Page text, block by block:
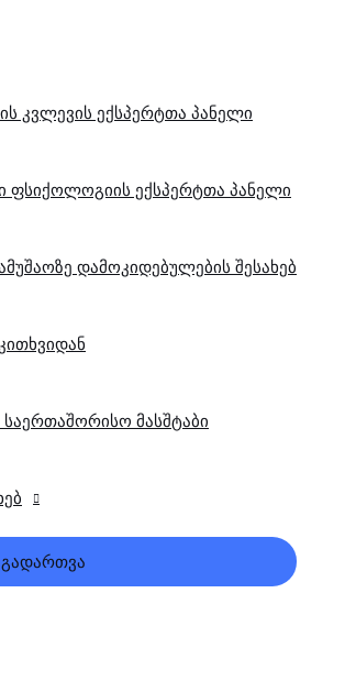
კვლევის ექსპერტთა პანელი
ფსიქოლოგიის ექსპერტთა პანელი
დამოკიდებულების შესახებ
მასშტაბი
გადართვა